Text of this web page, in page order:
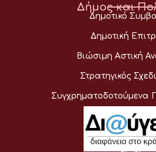
Δήμος και
Δημοτικό
Δημοτική
Βιώσιμη Αστική
Στρατηγικός
Συγχρηματοδοτούμενα